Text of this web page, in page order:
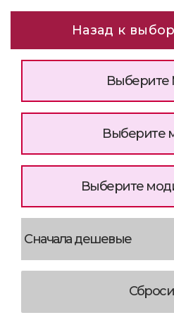
Назад к
Выберите
Выберите
Выберите